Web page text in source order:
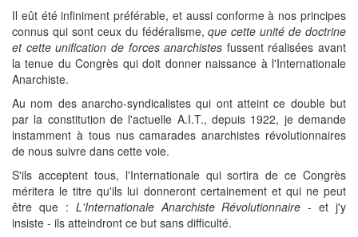
Il eût été infiniment préférable, et aussi conforme à nos principes
connus qui sont ceux du fédéralisme,que cette unité de doctrine
et cette unification de forces anarchistes fussent réalisées avant
la tenue du Congrès qui doit donner naissance à l'Internationale
Anarchiste.
Au nom des anarcho-syndicalistes qui ont atteint ce double but
par la constitution de l'actuelle A.I.T., depuis 1922, je demande
instamment à tous nus camarades anarchistes révolutionnaires
de nous suivre dans cette voie.
S'ils acceptent tous, l'Internationale qui sortira de ce Congrès
méritera le titre qu'ils lui donneront certainement et qui ne peut
être que : L'Internationale Anarchiste Révolutionnaire - et j'y
insiste - ils atteindront ce but sans difficulté.